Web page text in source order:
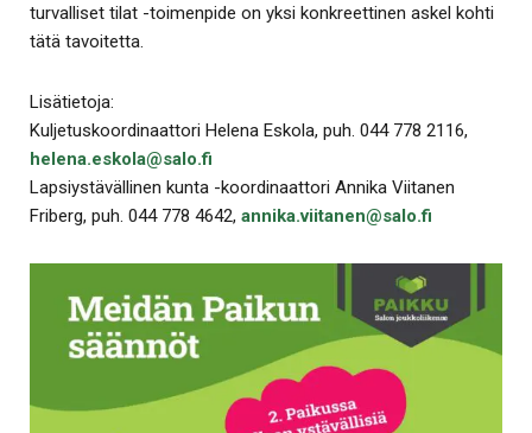
turvalliset tilat -toimenpide on yksi konkreettinen askel kohti
tätä tavoitetta.
Lisätietoja:
Kuljetuskoordinaattori Helena Eskola, puh. 044 778 2116,
helena.eskola@salo.fi
Lapsiystävällinen kunta -koordinaattori Annika Viitanen
Friberg, puh. 044 778 4642, annika.viitanen@salo.fi